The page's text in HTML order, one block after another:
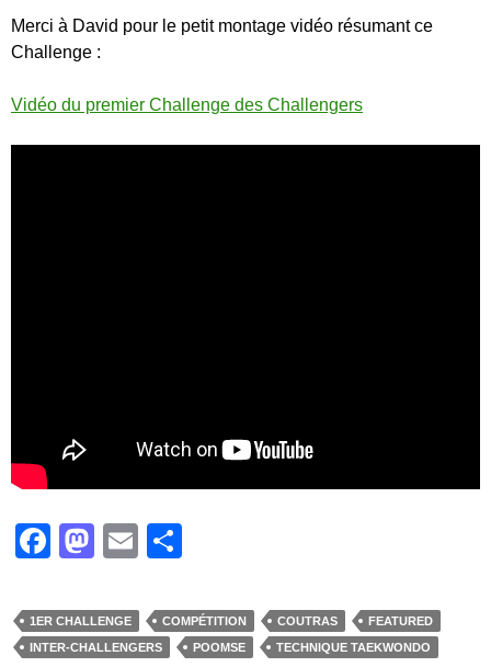
Merci à David pour le petit montage vidéo résumant ce
Challenge :
Vidéo du premier Challenge des Challengers
F
c
e
M
st
o
E
ail ta
g
1ER CHALLENGE COMPÉTITION COUTRAS
FEATURED
INTER-CHALLENGERS
POOMSE TECHNIQUE TAEKWONDO